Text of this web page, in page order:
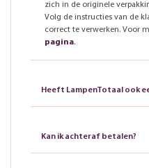
zich in de originele
Volg de instructies van de
correct te verwerken. Voor
pagina.
Heeft LampenTotaal ook
Kan ik achteraf betalen?